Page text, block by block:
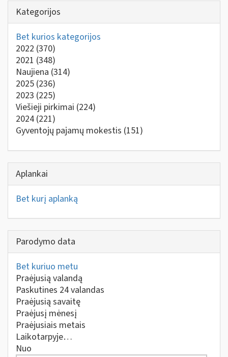
Kategorijos
Bet kurios kategorijos
2022 (370)
2021 (348)
Naujiena (314)
2025 (236)
2023 (225)
Viešieji pirkimai (224)
2024 (221)
Gyventojų pajamų mokestis (151)
Aplankai
Bet kurį aplanką
Parodymo data
Bet kuriuo metu
Praėjusią valandą
Paskutines 24 valandas
Praėjusią savaitę
Praėjusį mėnesį
Praėjusiais metais
Laikotarpyje…
Nuo